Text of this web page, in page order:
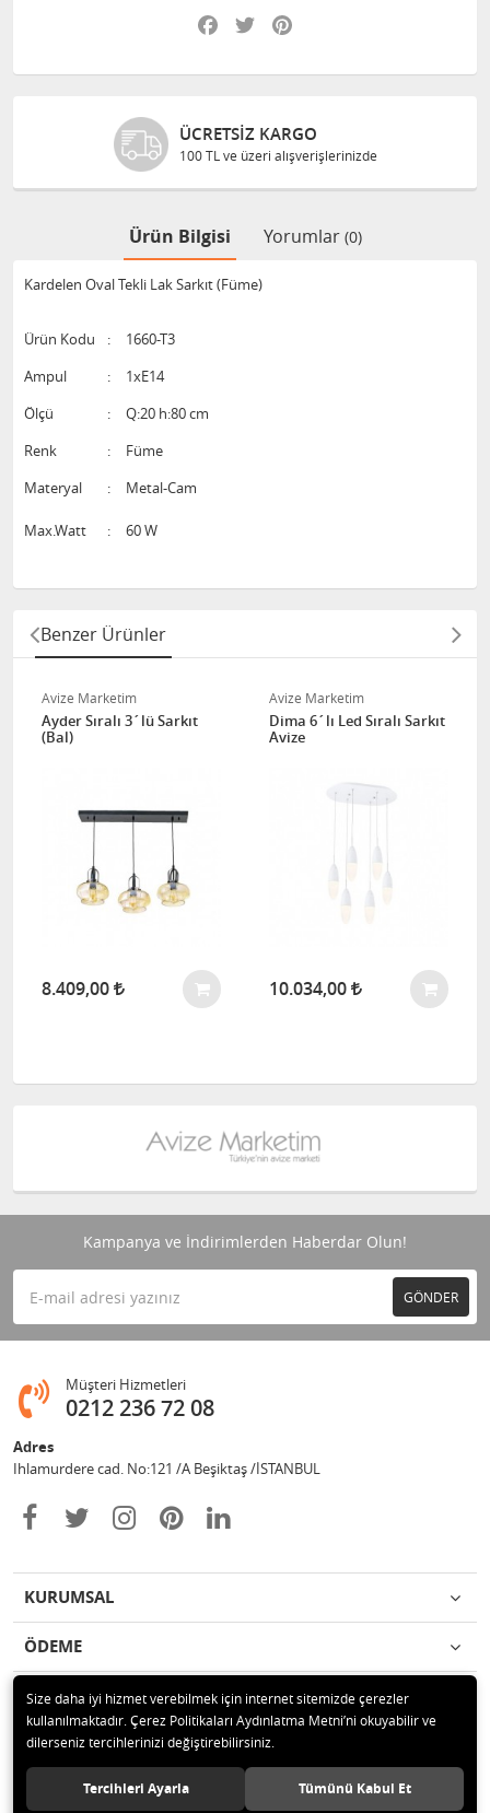
Facebook
Twitter
ÜCRETSIZ KARGO
100 TL ve üzeri alışverişlerinizde
Ürün Bilgisi Yorumlar (0)
Kardelen Oval Tekli Lak Sarkıt (Füme)
Ürün Kodu :
1660-T3
Ampul
:
1xE14
Ölçü
:
Q:20 h:80 cm
Renk
:
Füme
Materyal
: Metal-Cam
Max.Watt : 60 W
Benzer Ürünler
Avize Marketim
Ayder Sıralı 3´lü Sarkıt
(Bal)
8.409,00
Avize Marketim
Dima 6´lı Led Sıralı Sarkıt
Avize
10.034,00
Kampanya ve İndirimlerden Haberdar Olun!
GÖNDER
Müşteri Hizmetleri
0212 236 72 08
Adres
Ihlamurdere cad. No:121 /A Beşiktaş /İSTANBUL
KURUMSAL
ÖDEME
İLETİŞİM
© 2020 Avize Marketim Tüm hakları saklıdır.
Size daha iyi hizmet verebilmek için internet sitemizde çerezler
kullanılmaktadır. Çerez Politikaları Aydınlatma Metni’ni okuyabilir ve
dilerseniz tercihlerinizi değiştirebilirsiniz.
Tercihleri Ayarla Tümünü Kabul Et